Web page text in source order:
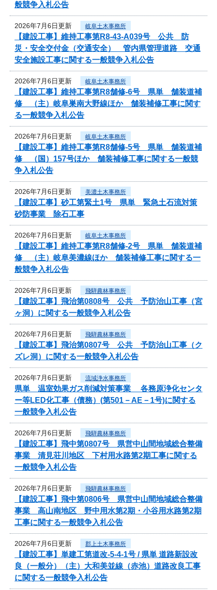
般競争入札公告
2026年7月6日更新 岐阜土木事務所
【建設工事】維持工事第R8-43-A039号 公共 防
災・安全交付金（交通安全） 管内県管理道路 交通
安全施設工事に関する一般競争入札公告
2026年7月6日更新 岐阜土木事務所
【建設工事】維持工事第R8舗修-6号 県単 舗装道補
修 （主）岐阜巣南大野線ほか 舗装補修工事に関す
る一般競争入札公告
2026年7月6日更新 岐阜土木事務所
【建設工事】維持工事第R8舗修-5号 県単 舗装道補
修 （国）157号ほか 舗装補修工事に関する一般競
争入札公告
2026年7月6日更新 美濃土木事務所
【建設工事】砂工第緊土1号 県単 緊急土石流対策
砂防事業 除石工事
2026年7月6日更新 岐阜土木事務所
【建設工事】維持工事第R8舗修-2号 県単 舗装道補
修 （主）岐阜美濃線ほか 舗装補修工事に関する一
般競争入札公告
2026年7月6日更新 飛騨農林事務所
【建設工事】飛治第0808号 公共 予防治山工事（宮
ヶ洞）に関する一般競争入札公告
2026年7月6日更新 飛騨農林事務所
【建設工事】飛治第0807号 公共 予防治山工事（ク
ズレ洞）に関する一般競争入札公告
2026年7月6日更新 流域浄水事務所
県単 温室効果ガス削減対策事業 各務原浄化センタ
ー等LED化工事（債務）(第501－AE－1号)に関する
一般競争入札公告
2026年7月6日更新 飛騨農林事務所
【建設工事】飛中第0807号 県営中山間地域総合整備
事業 清見荘川地区 下村用水路第2期工事に関する
一般競争入札公告
2026年7月6日更新 飛騨農林事務所
【建設工事】飛中第0806号 県営中山間地域総合整備
事業 高山南地区 野中用水第2期・小谷用水路第2期
工事に関する一般競争入札公告
2026年7月6日更新 郡上土木事務所
【建設工事】単建工第道改-5-4-1号 / 県単 道路新設改
良（一般分）（主）大和美並線（赤池）道路改良工事
に関する一般競争入札公告